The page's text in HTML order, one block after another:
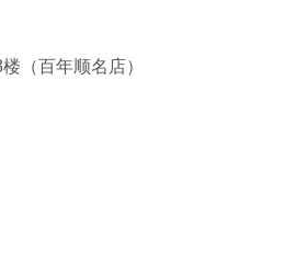
（百年顺名店）